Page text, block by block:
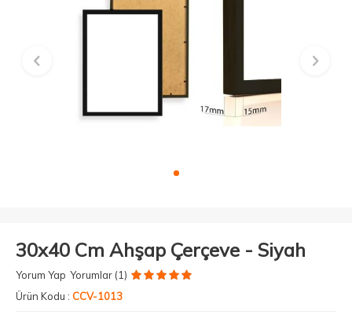
30x40 Cm Ahşap Çerçeve - Siyah
Yorum Yap Yorumlar (1)
Ürün Kodu : CCV-1013